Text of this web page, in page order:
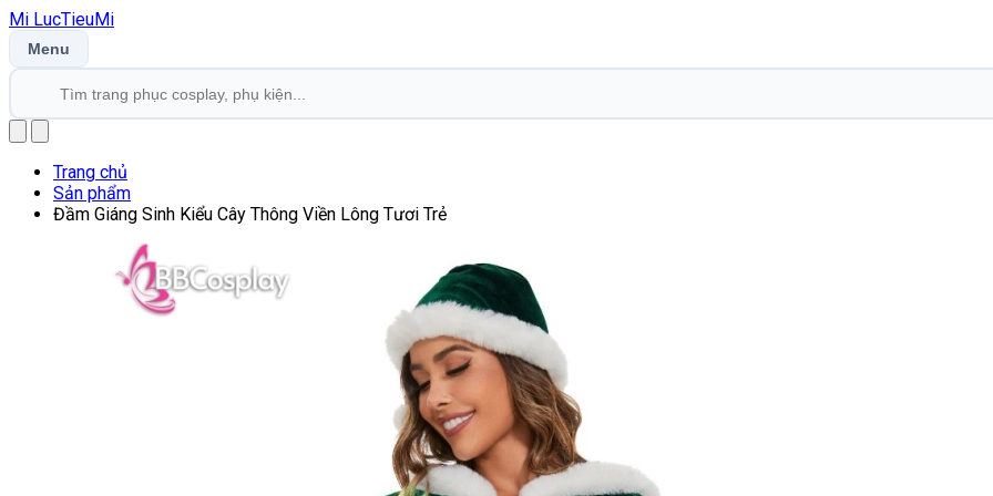
Mi LucTieuMi
Menu
Trang chủ
Sản phẩm
Đầm Giáng Sinh Kiểu Cây Thông Viền Lông Tươi Trẻ